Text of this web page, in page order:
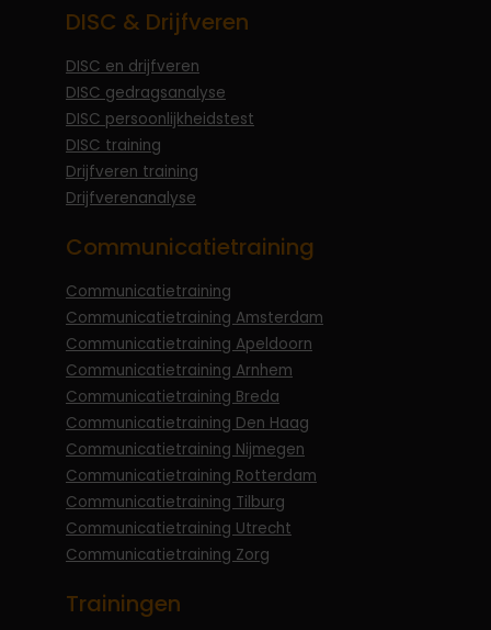
DISC & Drijfveren
DISC en drijfveren
DISC gedragsanalyse
DISC persoonlijkheidstest
DISC training
Drijfveren training
Drijfverenanalyse
Communicatietraining
Communicatietraining
Communicatietraining Amsterdam
Communicatietraining Apeldoorn
Communicatietraining Arnhem
Communicatietraining Breda
Communicatietraining Den Haag
Communicatietraining Nijmegen
Communicatietraining Rotterdam
Communicatietraining Tilburg
Communicatietraining Utrecht
Communicatietraining Zorg
Trainingen